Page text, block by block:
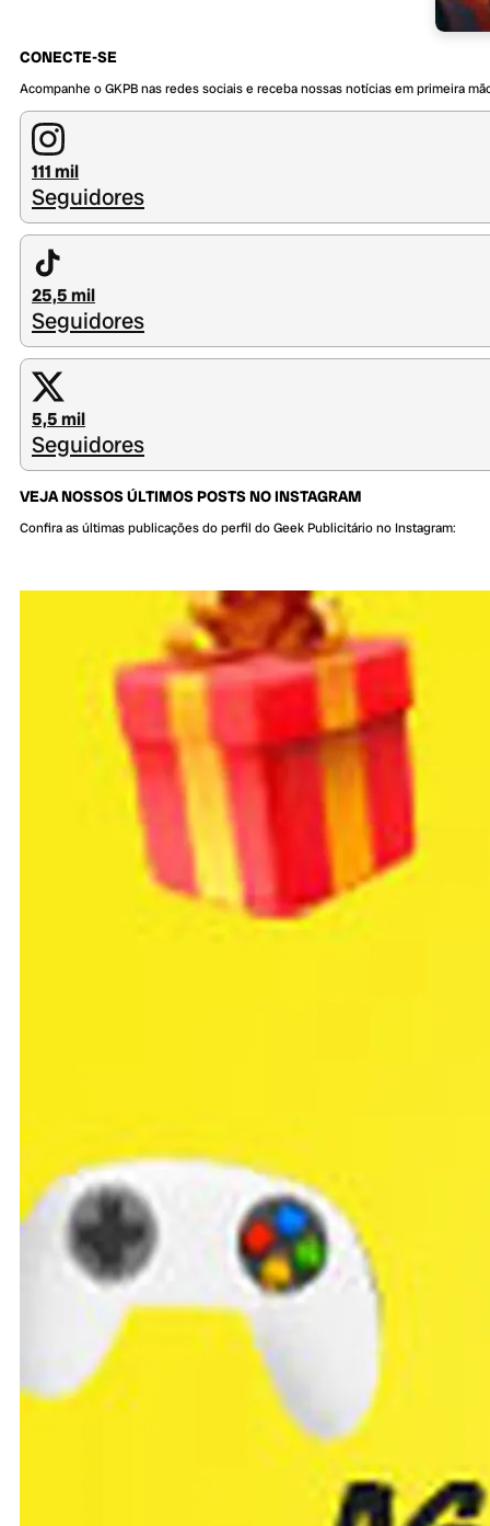
CONECTE-SE
Acompanhe o GKPB nas redes sociais e receba nossas notícias em primeira
111 mil
Seguidores
25,5 mil
Seguidores
5,5 mil
Seguidores
VEJA NOSSOS ÚLTIMOS POSTS NO INSTAGRAM
Confira as últimas publicações do perfil do Geek Publicitário no Instagram: